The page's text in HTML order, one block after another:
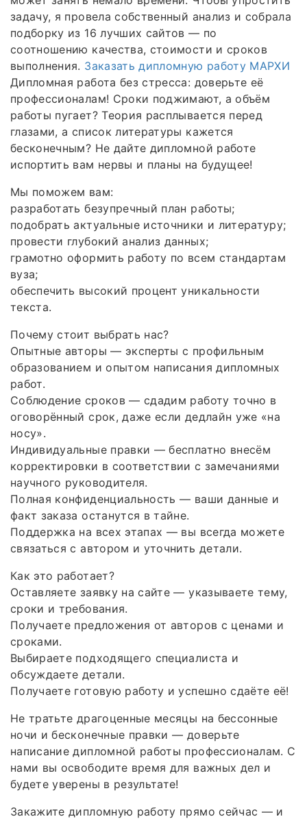
задачу, я провела собственный анализ и собрала
подборку из 16 лучших сайтов — по
соотношению качества, стоимости и сроков
выполнения. Заказать дипломную работу МАРХИ
Дипломная работа без стресса: доверьте её
профессионалам! Сроки поджимают, а объём
работы пугает? Теория расплывается перед
глазами, а список литературы кажется
бесконечным? Не дайте дипломной работе
испортить вам нервы и планы на будущее!
Мы поможем вам:
разработать безупречный план работы;
подобрать актуальные источники и литературу;
провести глубокий анализ данных;
грамотно оформить работу по всем стандартам
вуза;
обеспечить высокий процент уникальности
текста.
Почему стоит выбрать нас?
Опытные авторы — эксперты с профильным
образованием и опытом написания дипломных
работ.
Соблюдение сроков — сдадим работу точно в
оговорённый срок, даже если дедлайн уже «на
носу».
Индивидуальные правки — бесплатно внесём
корректировки в соответствии с замечаниями
научного руководителя.
Полная конфиденциальность — ваши данные и
факт заказа останутся в тайне.
Поддержка на всех этапах — вы всегда можете
связаться с автором и уточнить детали.
Как это работает?
Оставляете заявку на сайте — указываете тему,
сроки и требования.
Получаете предложения от авторов с ценами и
сроками.
Выбираете подходящего специалиста и
обсуждаете детали.
Получаете готовую работу и успешно сдаёте её!
Не тратьте драгоценные месяцы на бессонные
ночи и бесконечные правки — доверьте
написание дипломной работы профессионалам. С
нами вы освободите время для важных дел и
будете уверены в результате!
Закажите дипломную работу прямо сейчас — и